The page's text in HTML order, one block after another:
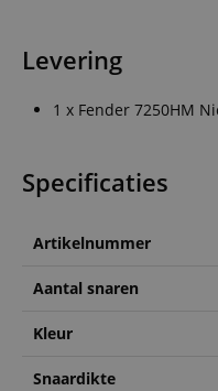
Levering
1 x Fender 7250HM
Specificaties
Artikelnummer
Aantal snaren
Kleur
Snaardikte